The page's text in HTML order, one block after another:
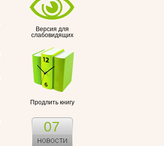
Версия для
слабовидящих
Продлить книгу
07